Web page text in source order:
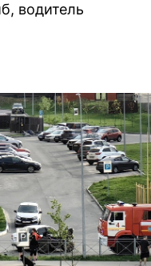
водитель